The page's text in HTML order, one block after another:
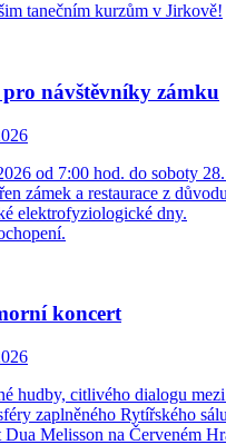
tanečním kurzům v Jirkově!
návštěvníky zámku
od 7:00 hod. do soboty
zámek a restaurace z
elektrofyziologické dny.
koncert
hudby, citlivého dialogu
zaplněného Rytířského
Dua Melisson na Červeném